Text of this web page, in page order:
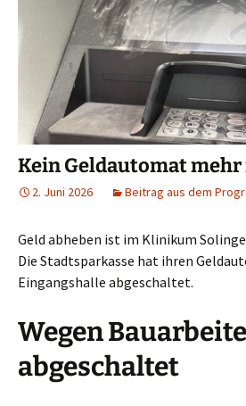
Kein Geldautomat
2. Juni 2026 Beitrag aus dem
Geld abheben ist im Klinikum
Die Stadtsparkasse hat ihren
Eingangshalle abgeschaltet.
Wegen
abgeschaltet